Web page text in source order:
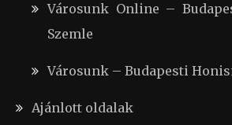
Városunk Online –
Szemle
Városunk – Budapesti
Ajánlott oldalak